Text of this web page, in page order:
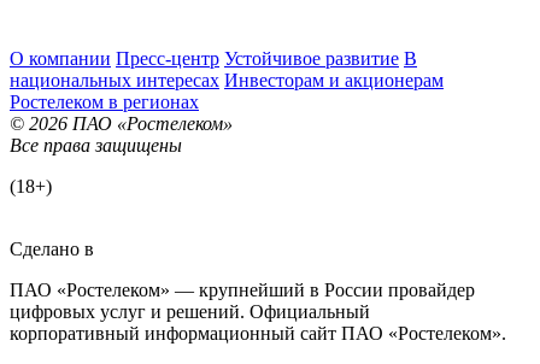
О компании Пресс-центр Устойчивое развитие В
национальных интересах Инвесторам и акционерам
Ростелеком в регионах
© 2026 ПАО «Ростелеком»
Все права защищены
(18+)
Сделано в
ПАО «Ростелеком» — крупнейший в России провайдер
цифровых услуг и решений. Официальный
корпоративный информационный сайт ПАО «Ростелеком».